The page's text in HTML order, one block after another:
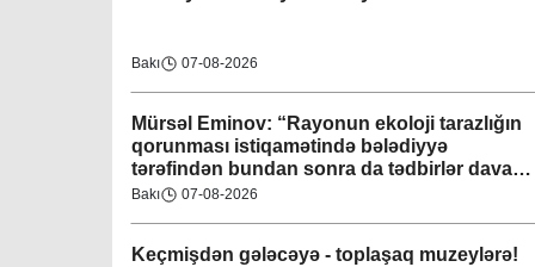
Bakı 07-08-2026
Mürsəl Eminov: “Rayonun ekoloji tarazlığın
qorunması istiqamətində bələdiyyə
tərəfindən bundan sonra da tədbirlər davam
etdiriləcəkdir”
Bakı 07-08-2026
Keçmişdən gələcəyə - toplaşaq muzeylərə!